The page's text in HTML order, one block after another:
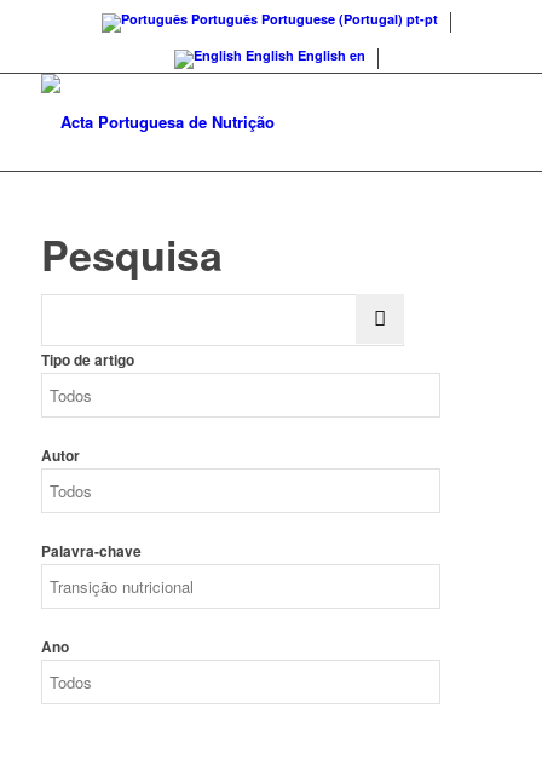
Português Portuguese (Portugal) pt-pt
English English en
Pesquisa
Tipo de artigo
Autor
Palavra-chave
Ano